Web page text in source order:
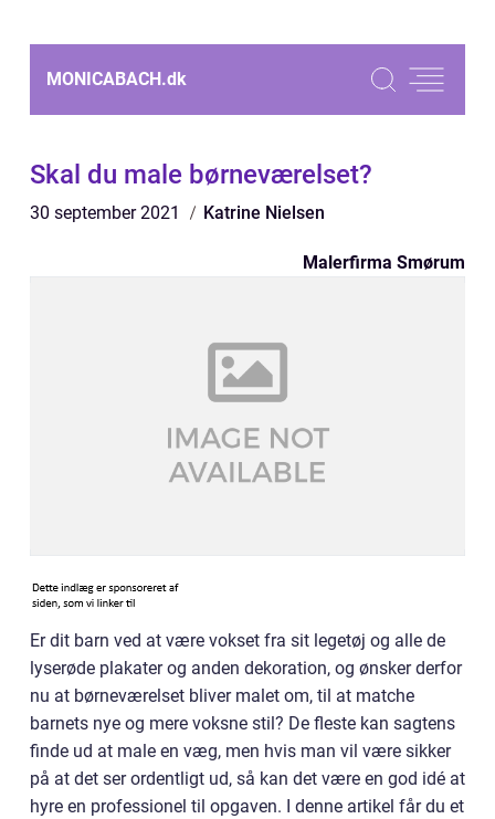
MONICABACH.dk
Skal du male børneværelset?
30 september 2021 Katrine Nielsen
Malerfirma Smørum
Er dit barn ved at være vokset fra sit legetøj og alle de
lyserøde plakater og anden dekoration, og ønsker derfor
nu at børneværelset bliver malet om, til at matche
barnets nye og mere voksne stil? De fleste kan sagtens
finde ud at male en væg, men hvis man vil være sikker
på at det ser ordentligt ud, så kan det være en god idé at
hyre en professionel til opgaven. I denne artikel får du et